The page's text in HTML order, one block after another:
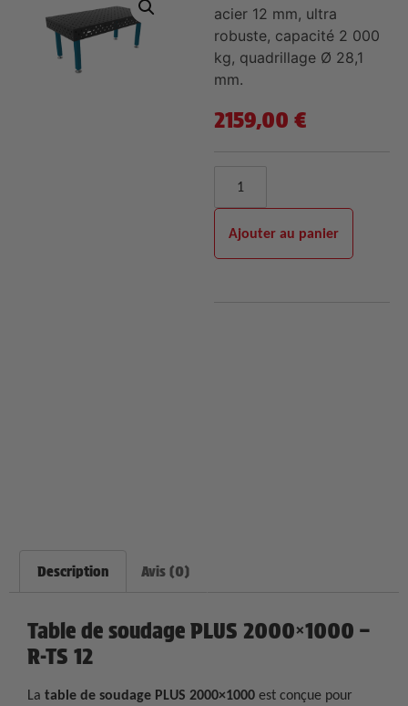
acier 12 mm, ultra
robuste, capacité 2 000
kg, quadrillage Ø 28,1
mm.
2159,00 €
Ajouter au panier
Description Avis (0)
Table de soudage PLUS 2000×1000 –
R-TS 12
La table de soudage PLUS 2000×1000 est conçue pour